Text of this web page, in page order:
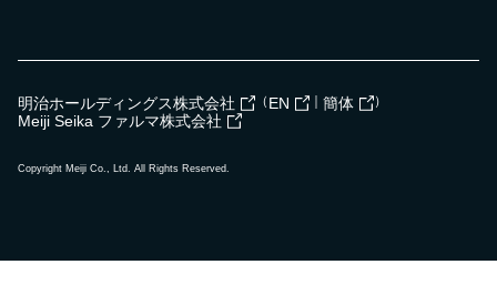
明治ホールディングス株式会社 （ EN 簡体 ）
Meiji Seika ファルマ株式会社
Copyright Meiji Co., Ltd. All Rights Reserved.